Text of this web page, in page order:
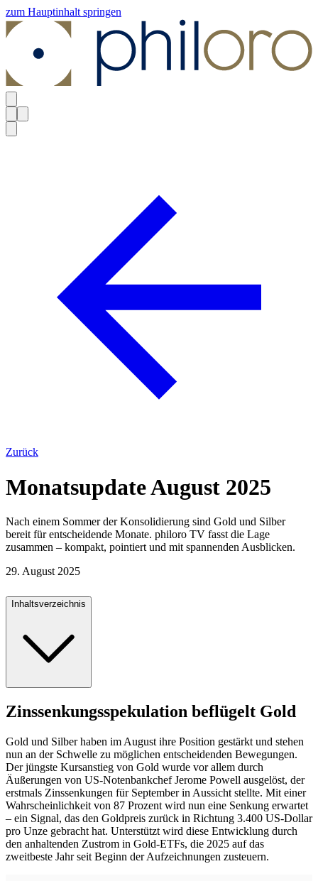
zum Hauptinhalt springen
Zurück
Monatsupdate August 2025
Nach einem Sommer der Konsolidierung sind Gold und Silber
bereit für entscheidende Monate. philoro TV fasst die Lage
zusammen – kompakt, pointiert und mit spannenden Ausblicken.
29. August 2025
Inhaltsverzeichnis
Zinssenkungsspekulation beflügelt Gold
Gold und Silber haben im August ihre Position gestärkt und stehen
nun an der Schwelle zu möglichen entscheidenden Bewegungen.
Der jüngste Kursanstieg von Gold wurde vor allem durch
Äußerungen von US-Notenbankchef Jerome Powell ausgelöst, der
erstmals Zinssenkungen für September in Aussicht stellte. Mit einer
Wahrscheinlichkeit von 87 Prozent wird nun eine Senkung erwartet
– ein Signal, das den Goldpreis zurück in Richtung 3.400 US-Dollar
pro Unze gebracht hat. Unterstützt wird diese Entwicklung durch
den anhaltenden Zustrom in Gold-ETFs, die 2025 auf das
zweitbeste Jahr seit Beginn der Aufzeichnungen zusteuern.